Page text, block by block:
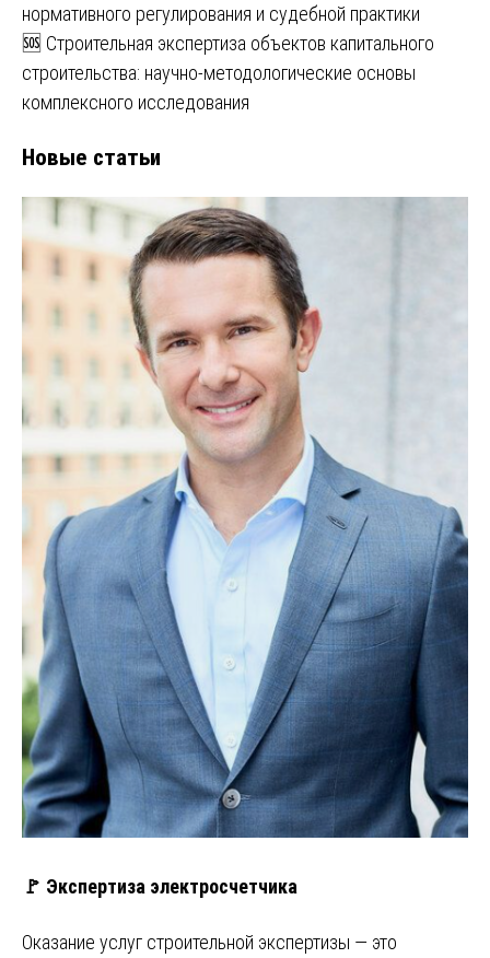
нормативного регулирования и судебной практики
🆘 Строительная экспертиза объектов капитального
строительства: научно-методологические основы
комплексного исследования
Новые статьи
🚩 Экспертиза электросчетчика
Оказание услуг строительной экспертизы — это